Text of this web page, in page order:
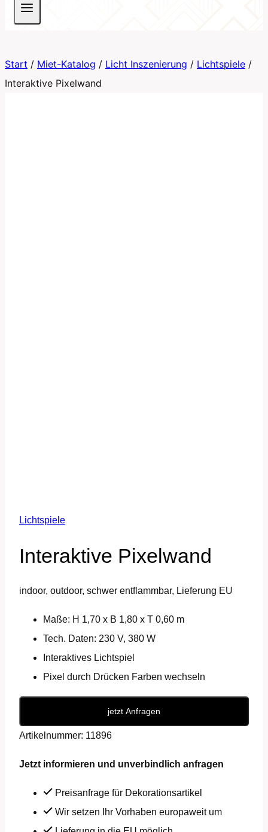
Start / Miet-Katalog / Licht Inszenierung / Lichtspiele /
Interaktive Pixelwand
Lichtspiele
Interaktive Pixelwand
indoor, outdoor, schwer entflammbar, Lieferung EU
Maße: H 1,70 x B 1,80 x T 0,60 m
Tech. Daten: 230 V, 380 W
Interaktives Lichtspiel
Pixel durch Drücken Farben wechseln
Pixelwand
jetzt Anfragen
Artikelnummer: 11896
Jetzt informieren und unverbindlich anfragen
Preisanfrage für Dekorationsartikel
Wir setzen Ihr Vorhaben europaweit um